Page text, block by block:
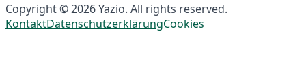
Copyright © 2026 Yazio. All rights reserved.
KontaktDatenschutzerklärungCookies